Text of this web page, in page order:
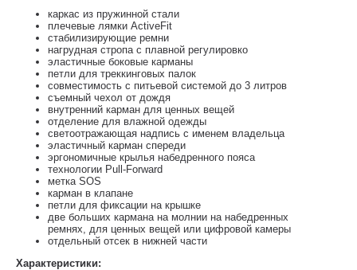
каркас из пружинной стали
плечевые лямки ActiveFit
стабилизирующие ремни
нагрудная стропа с плавной регулировко
эластичные боковые карманы
петли для треккинговых палок
совместимость с питьевой системой до 3 литров
съемный чехол от дождя
внутренний карман для ценных вещей
отделение для влажной одежды
светоотражающая надпись с именем владельца
эластичный карман спереди
эргономичные крылья набедренного пояса
технологии Pull-Forward
метка SOS
карман в клапане
петли для фиксации на крышке
две больших кармана на молнии на набедренных
ремнях, для ценных вещей или цифровой камеры
отдельный отсек в нижней части
Характеристики: